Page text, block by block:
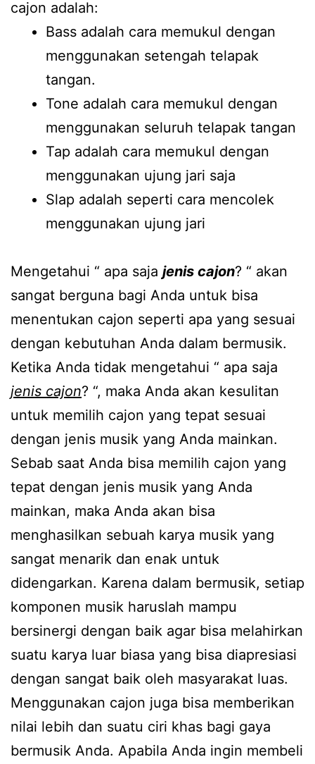
cajon adalah:
Bass adalah cara memukul dengan
menggunakan setengah telapak
tangan.
Tone adalah cara memukul dengan
menggunakan seluruh telapak tangan
Tap adalah cara memukul dengan
menggunakan ujung jari saja
Slap adalah seperti cara mencolek
menggunakan ujung jari
Mengetahui “ apa saja jenis cajon? “ akan
sangat berguna bagi Anda untuk bisa
menentukan cajon seperti apa yang sesuai
dengan kebutuhan Anda dalam bermusik.
Ketika Anda tidak mengetahui “ apa saja
jenis cajon? “, maka Anda akan kesulitan
untuk memilih cajon yang tepat sesuai
dengan jenis musik yang Anda mainkan.
Sebab saat Anda bisa memilih cajon yang
tepat dengan jenis musik yang Anda
mainkan, maka Anda akan bisa
menghasilkan sebuah karya musik yang
sangat menarik dan enak untuk
didengarkan. Karena dalam bermusik, setiap
komponen musik haruslah mampu
bersinergi dengan baik agar bisa melahirkan
suatu karya luar biasa yang bisa diapresiasi
dengan sangat baik oleh masyarakat luas.
Menggunakan cajon juga bisa memberikan
nilai lebih dan suatu ciri khas bagi gaya
bermusik Anda. Apabila Anda ingin membeli